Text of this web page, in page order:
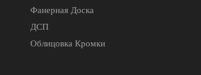
Фанерная Доска
ДСП
Облицовка Кромки